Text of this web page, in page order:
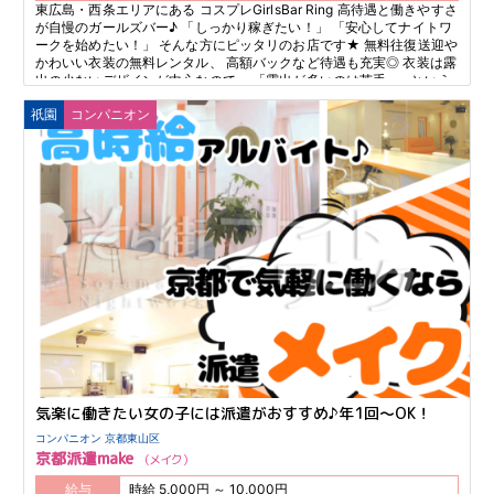
東広島・西条エリアにある コスプレGirlsBar Ring 高待遇と働きやすさ
が自慢のガールズバー♪ 「しっかり稼ぎたい！」 「安心してナイトワ
ークを始めたい！」 そんな方にピッタリのお店です★ 無料往復送迎や
かわいい衣装の無料レンタル、 高額バックなど待遇も充実◎ 衣装は露
出の少ないデザインが中心なので、 「露出が多いのは苦手…」という
方も 安心して働けます♪ 西条エリアではオンリーワンの ガールズバー
で、未経験からスタートした スタッフも多数活躍中！ カウンター接客
のみで安心なのもポイント★ 想像以上に働きやすく、 しっかり稼げる
環境が整っています♪
祇園 コンパニオン
気楽に働きたい女の子には派遣がおすすめ♪年1回～OK！
コンパニオン 京都東山区
京都派遣make メイク
給与 時給 5,000円 ～ 10,000円